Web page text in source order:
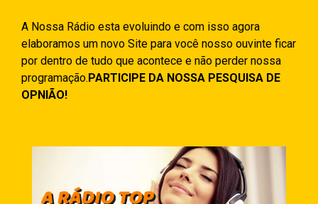
A Nossa Rádio esta evoluindo e com isso agora
elaboramos um novo Site para você nosso ouvinte ficar
por dentro de tudo que acontece e não perder nossa
programação. PARTICIPE DA NOSSA PESQUISA DE
OPNIÃO!